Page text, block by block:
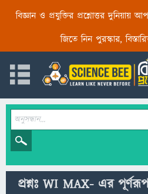
বিজ্ঞান ও প্রযুক্তির প্রশ্নোত্তর দুনিয়ায়
জিতে নিন পুরস্কার,
প্রশ্নঃ WI MAX- এর